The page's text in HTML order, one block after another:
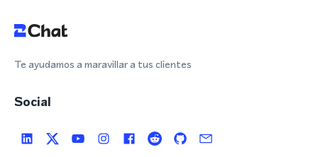
Te ayudamos a maravillar a tus clientes
Social